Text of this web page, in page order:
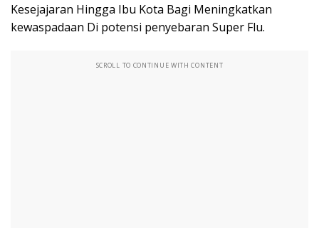
Kesejajaran Hingga Ibu Kota Bagi Meningkatkan
kewaspadaan Di potensi penyebaran Super Flu.
SCROLL TO CONTINUE WITH CONTENT